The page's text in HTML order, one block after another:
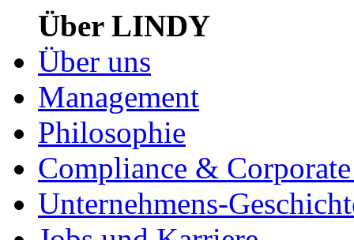
Über LINDY
Über uns
Management
Philosophie
Compliance &
Unternehmens-